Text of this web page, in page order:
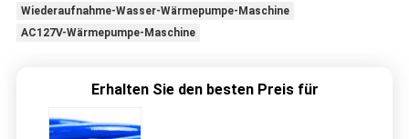
Wiederaufnahme-Wasser-Wärmepumpe-Maschine
AC127V-Wärmepumpe-Maschine
Erhalten Sie den besten Preis für